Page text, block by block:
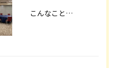
こんなことやってます！！